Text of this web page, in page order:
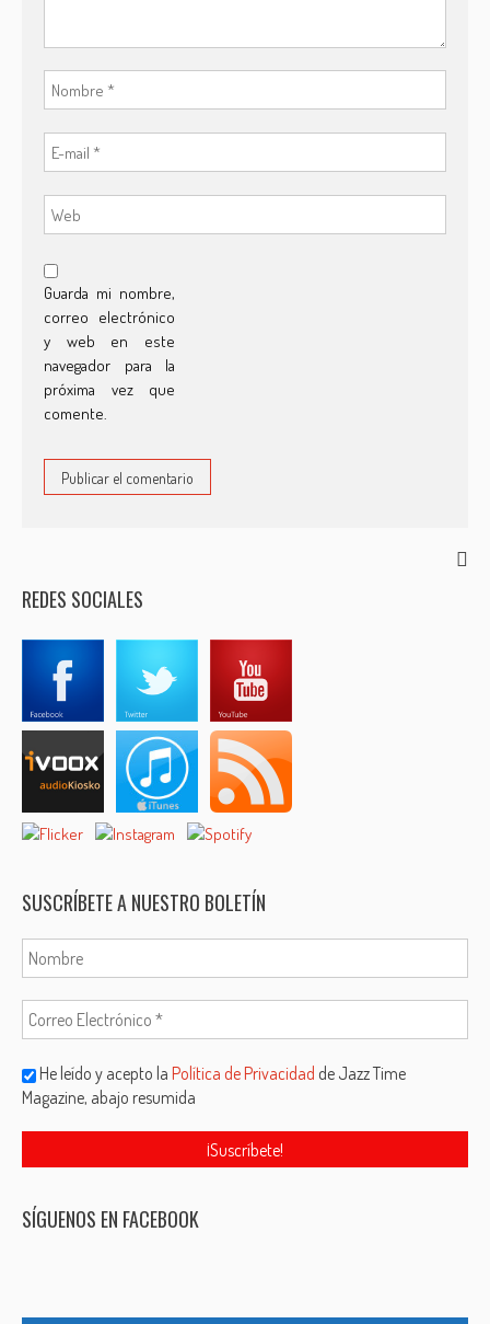
Guarda mi nombre,
correo electrónico
y web en este
navegador para la
próxima vez que
comente.
REDES SOCIALES
SUSCRÍBETE A NUESTRO BOLETÍN
He leído y acepto laPolítica de Privacidad de Jazz Time
Magazine, abajo resumida
SÍGUENOS EN FACEBOOK